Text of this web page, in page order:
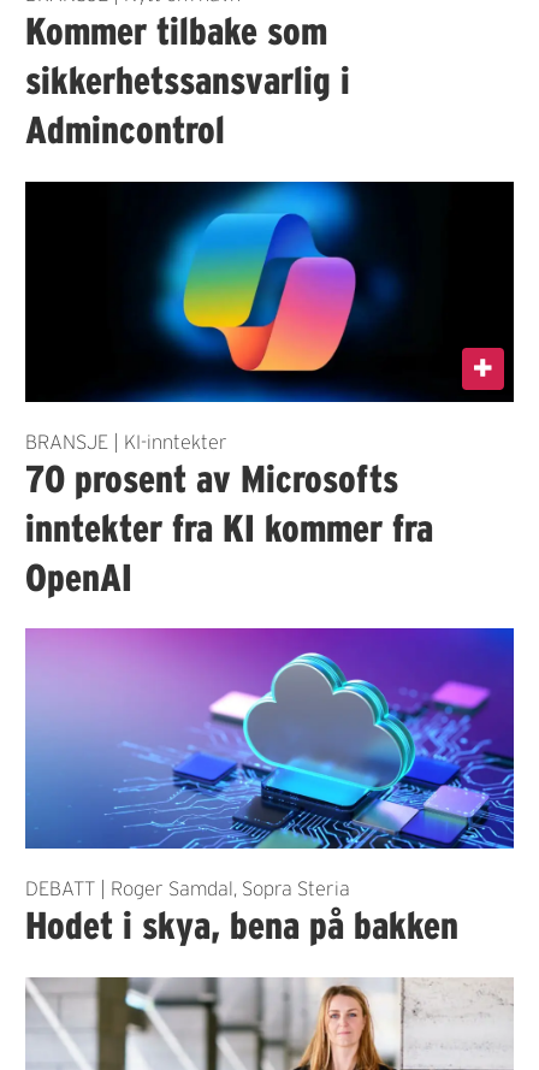
Kommer tilbake som
sikkerhetssansvarlig i
Admincontrol
BRANSJE | KI-inntekter
70 prosent av Microsofts
inntekter fra KI kommer fra
OpenAI
DEBATT | Roger Samdal, Sopra Steria
Hodet i skya, bena på bakken